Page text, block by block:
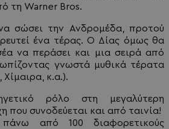
τη Warner Bros.
σώσει την Ανδρομέδα, προτού
ένα τέρας. Ο Δίας όμως θα
να περάσει και μια σειρά από
γνωστά μυθικά τέρατα
κ.α.).
ρόλο στη μεγαλύτερη
που συνοδεύεται και από ταινία!
πάνω από 100 διαφορετικούς